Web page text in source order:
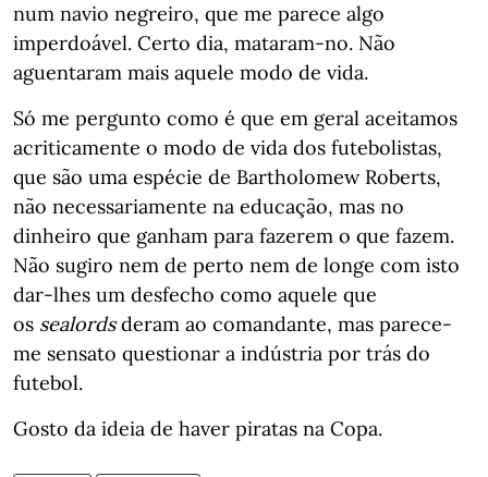
num navio negreiro, que me parece algo
imperdoável. Certo dia, mataram-no. Não
aguentaram mais aquele modo de vida.
Só me pergunto como é que em geral aceitamos
acriticamente o modo de vida dos futebolistas,
que são uma espécie de Bartholomew Roberts,
não necessariamente na educação, mas no
dinheiro que ganham para fazerem o que fazem.
Não sugiro nem de perto nem de longe com isto
dar-lhes um desfecho como aquele que
os sealordsderam ao comandante, mas parece-
me sensato questionar a indústria por trás do
futebol.
Gosto da ideia de haver piratas na Copa.